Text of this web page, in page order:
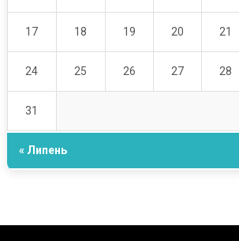
17 18 19 20 21
24 25 26 27 28
31
« Липень